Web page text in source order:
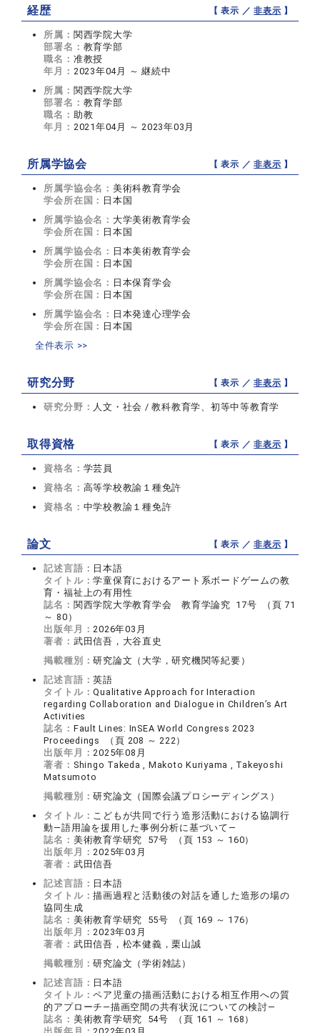
経歴 【 表示 ／非表示 】
所属： 関西学院大学
部署名： 教育学部
職名： 准教授
年月： 2023年04月 ～ 継続中
所属： 関西学院大学
部署名： 教育学部
職名： 助教
年月： 2021年04月 ～ 2023年03月
所属学協会 【 表示 ／非表示 】
所属学協会名： 美術科教育学会
学会所在国： 日本国
所属学協会名： 大学美術教育学会
学会所在国： 日本国
所属学協会名： 日本美術教育学会
学会所在国： 日本国
所属学協会名： 日本保育学会
学会所在国： 日本国
所属学協会名： 日本発達心理学会
学会所在国： 日本国
全件表示 >>
研究分野 【 表示 ／非表示 】
研究分野： 人文・社会 / 教科教育学、初等中等教育学
取得資格 【 表示 ／非表示 】
資格名： 学芸員
資格名： 高等学校教諭１種免許
資格名： 中学校教諭１種免許
論文 【 表示 ／非表示 】
記述言語： 日本語
タイトル：学童保育におけるアート系ボードゲームの教
育・福祉上の有用性
誌名： 関西学院大学教育学会 教育学論究 17号 （頁 71
～ 80）
出版年月： 2026年03月
著者： 武田信吾，大谷直史
掲載種別：研究論文（大学，研究機関等紀要）
記述言語：英語
タイトル：Qualitative Approach for Interaction
regarding Collaboration and Dialogue in Children’s Art
Activities
誌名： Fault Lines: InSEA World Congress 2023
Proceedings （頁 208 ～ 222）
出版年月： 2025年08月
著者： Shingo Takeda , Makoto Kuriyama , Takeyoshi
Matsumoto
掲載種別：研究論文（国際会議プロシーディングス）
タイトル： こどもが共同で行う造形活動における協調行
動―語用論を援用した事例分析に基づいて―
誌名： 美術教育学研究 57号 （頁 153 ～ 160）
出版年月： 2025年03月
著者： 武田信吾
記述言語： 日本語
タイトル：描画過程と活動後の対話を通した造形の場の
協同生成
誌名： 美術教育学研究 55号 （頁 169 ～ 176）
出版年月： 2023年03月
著者： 武田信吾，松本健義，栗山誠
掲載種別：研究論文（学術雑誌）
記述言語： 日本語
タイトル：ペア児童の描画活動における相互作用への質
的アプローチ―描画空間の共有状況についての検討―
誌名： 美術教育学研究 54号 （頁 161 ～ 168）